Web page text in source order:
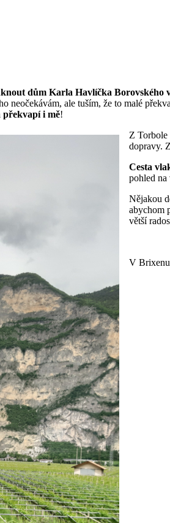
dům Karla Havlíčka Borovského
neočekávám, ale tuším, že to malé
překvapí i mě!
Z Torbole
dopravy.
Cesta
pohled na
Nějakou
abychom
větší
V Brixenu